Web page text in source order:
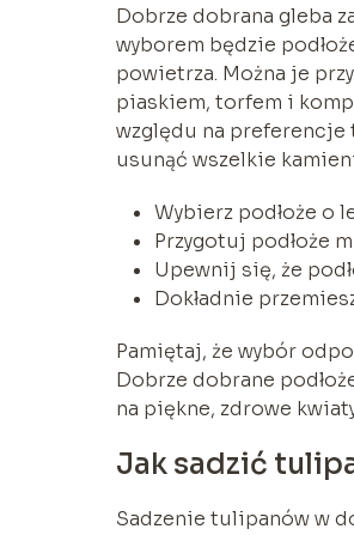
Dobrze dobrana gleba
wyborem będzie
powietrza. Można je
piaskiem, torfem i
względu na preferencje
usunąć wszelkie
Wybierz podłoże o
Przygotuj podłoże
Upewnij się, że
Dokładnie
Pamiętaj, że wybór
Dobrze dobrane
na piękne, zdrowe
Jak sadzić
Sadzenie tulipanów w